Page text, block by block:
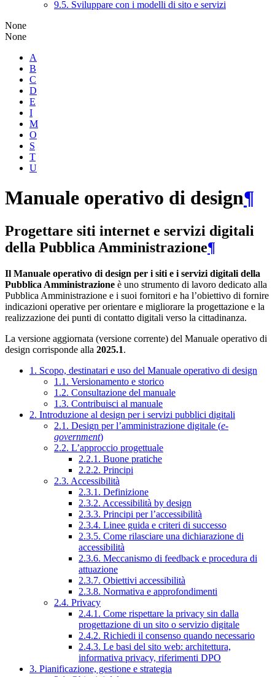
9.5. Sviluppare con i modelli di sito e servizi
None
None
A
B
C
D
E
I
M
O
S
T
U
Manuale operativo di design¶
Progettare siti internet e servizi digitali
della Pubblica Amministrazione¶
Il Manuale operativo di design per i siti e i servizi digitali della
Pubblica Amministrazione è uno strumento di lavoro dedicato alla
Pubblica Amministrazione e i suoi fornitori e ha l’obiettivo di fornire
indicazioni operative per orientare e migliorare la progettazione e la
realizzazione dei punti di contatto digitali verso la cittadinanza.
La versione aggiornata (versione corrente) del Manuale operativo di
design corrisponde alla 2025.1.
1. Scopo, destinatari e uso del Manuale operativo di design
1.1. Versionamento e storico
1.2. Consultazione del manuale
1.3. Contribuisci al manuale
2. Introduzione al design per i servizi pubblici digitali
2.1. Design per l’amministrazione digitale (e-
government)
2.2. L’approccio progettuale
2.2.1. Buone pratiche
2.2.2. Principi
2.3. Accessibilità
2.3.1. Definizione
2.3.2. Accessibilità by design
2.3.3. Principi per l’accessibilità
2.3.4. Linee guida e criteri di successo
2.3.5. Come rilasciare una dichiarazione di
accessibilità
2.3.6. Meccanismo di feedback e procedura di
attuazione
2.3.7. Obiettivi accessibilità
2.3.8. Normativa e approfondimenti
2.4. Privacy
2.4.1. Come rispettare la privacy sin dalla
progettazione di un sito o servizio digitale
2.4.2. Richiedi il consenso quando necessario
2.4.3. Le basi del sito web: architettura,
informativa privacy, riferimenti DPO
3. Pianificazione, gestione e strategia